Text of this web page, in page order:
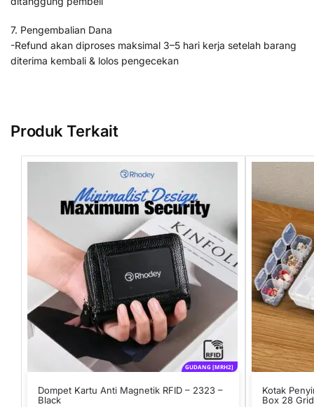
7. Pengembalian Dana
-Refund akan diproses maksimal 3–5 hari kerja setelah barang
diterima kembali & lolos pengecekan
Produk Terkait
GUDANG [MRH2]
Dompet Kartu Anti Magnetik RFID – 2323 –
Black
Kotak
Box 28 Grid